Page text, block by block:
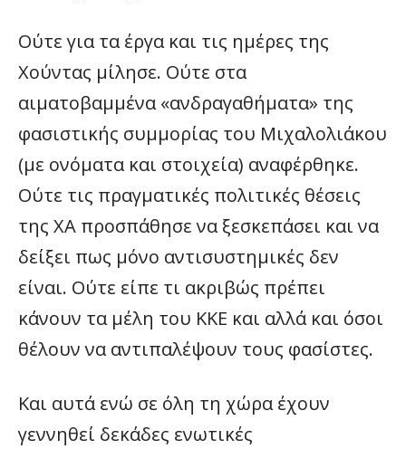
Ούτε για τα έργα και τις ημέρες της
Χούντας μίλησε. Ούτε στα
αιματοβαμμένα «ανδραγαθήματα» της
φασιστικής συμμορίας του Μιχαλολιάκου
(με ονόματα και στοιχεία) αναφέρθηκε.
Ούτε τις πραγματικές πολιτικές θέσεις
της ΧΑ προσπάθησε να ξεσκεπάσει και να
δείξει πως μόνο αντισυστημικές δεν
είναι. Ούτε είπε τι ακριβώς πρέπει
κάνουν τα μέλη του ΚΚΕ και αλλά και όσοι
θέλουν να αντιπαλέψουν τους φασίστες.
Και αυτά ενώ σε όλη τη χώρα έχουν
γεννηθεί δεκάδες ενωτικές